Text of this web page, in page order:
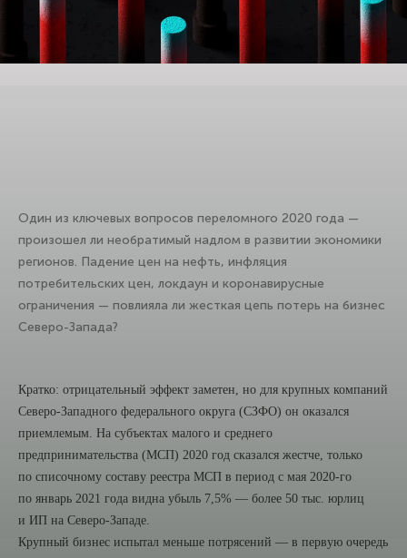
Один из ключевых вопросов переломного 2020 года —
произошел ли необратимый надлом в развитии экономики
регионов. Падение цен на нефть, инфляция
потребительских цен, локдаун и коронавирусные
ограничения — повлияла ли жесткая цепь потерь на бизнес
Северо-Запада?
Кратко: отрицательный эффект заметен, но для крупных компаний
Северо-Западного федерального округа (СЗФО) он оказался
приемлемым. На субъектах малого и среднего
предпринимательства (МСП) 2020 год сказался жестче, только
по списочному составу реестра МСП в период с мая 2020-го
по январь 2021 года видна убыль 7,5% — более 50 тыс. юрлиц
и ИП на Северо-Западе.
Крупный бизнес испытал меньше потрясений — в первую очередь